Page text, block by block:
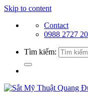
Skip to content
Contact
0988 2727 20
Tìm kiếm: